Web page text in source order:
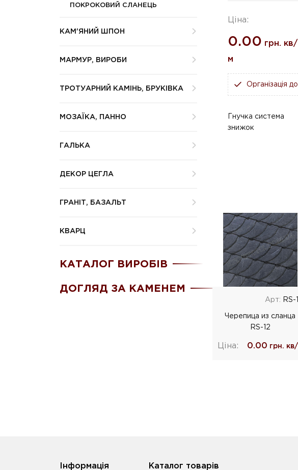
ПОКРОКОВИЙ СЛАНЕЦЬ
КАМ'ЯНИЙ ШПОН
МАРМУР, ВИРОБИ
ТРОТУАРНИЙ КАМІНЬ, БРУКІВКА
МОЗАЇКА, ПАННО
ГАЛЬКА
ДЕКОР ЦЕГЛА
ГРАНІТ, БАЗАЛЬТ
КВАРЦ
КАТАЛОГ ВИРОБІВ
ДОГЛЯД ЗА КАМЕНЕМ
Ціна:
0.00 грн. кв/
м
Організація
Гнучка система
знижок
Арт: RS-
Черепица из сланца
RS-12
Ціна: 0.00 грн.
Iнформація Каталог товарів